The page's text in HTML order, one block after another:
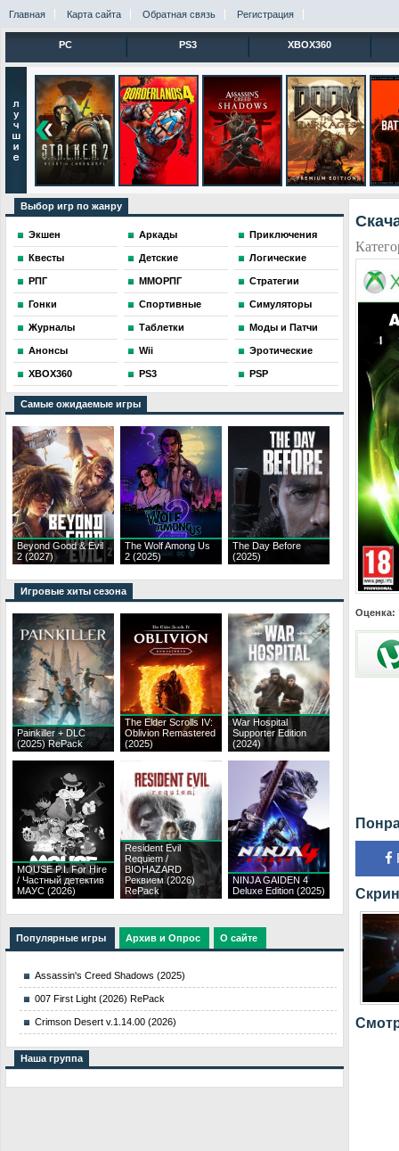
Главная Карта сайта Обратная связь Регистрация
PC PS3 XBOX360
Выбор игр по жанру
Экшен Аркады Приключения
Квесты Детские Логические
РПГ ММОРПГ Стратегии
Гонки Спортивные Симуляторы
Журналы Таблетки Моды и Патчи
Анонсы Wii Эротические
XBOX360 PS3 PSP
Самые ожидаемые игры
Beyond Good & Evil
2 (2027)
The Wolf Among Us
2 (2025)
The Day Before
(2025)
Игровые хиты сезона
Painkiller + DLC
(2025) RePack
The Elder Scrolls IV:
Oblivion Remastered
(2025)
War Hospital
Supporter Edition
(2024)
MOUSE P.I. For Hire
/ Частный детектив
МАУС (2026)
Resident Evil
Requiem /
BIOHAZARD
Реквием (2026)
RePack
NINJA GAIDEN 4
Deluxe Edition (2025)
Популярные игры Архив и Опрос О сайте
Assassin's Creed Shadows (2025)
007 First Light (2026) RePack
Crimson Desert v.1.14.00 (2026)
Наша группа
Оценка: